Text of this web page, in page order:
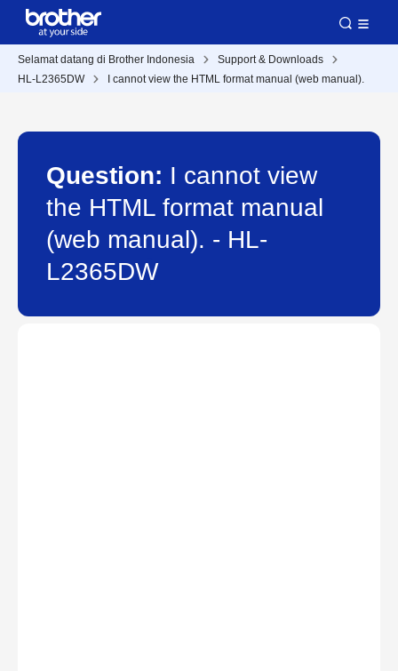
Selamat datang di Brother Indonesia
Support & Downloads
HL-L2365DW
I cannot view the HTML format manual (web manual).
Question: I cannot view
the HTML format manual
(web manual). - HL-
L2365DW